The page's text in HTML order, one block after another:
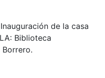
de la casa
Biblioteca